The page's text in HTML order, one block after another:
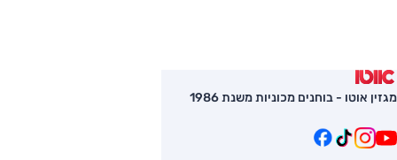
מגזין אוטו - בוחנים מכוניות משנת 1986